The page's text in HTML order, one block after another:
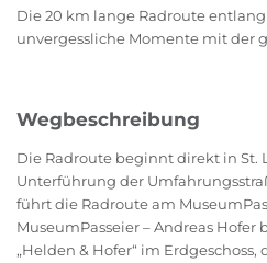
Die 20 km lange Radroute
unvergessliche Momente mit der
Wegbeschreibung
Die Radroute beginnt direkt in St.
Unterführung der
führt die Radroute am
MuseumPasseier – Andreas Hofer
„Helden & Hofer“ im